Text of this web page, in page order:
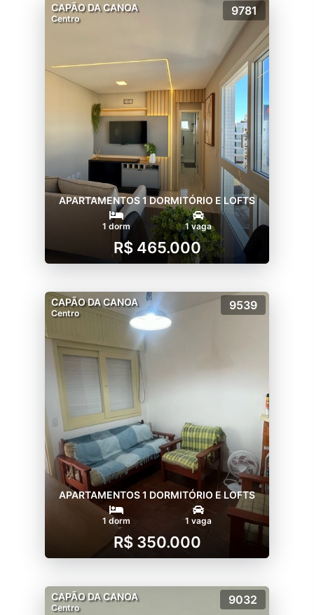
CAPÃO DA CANOA
Centro
9781
APARTAMENTOS 1 DORMITÓRIO E LOFTS
1 dorm 1 vaga
R$ 465.000
CAPÃO DA CANOA
Centro
9539
APARTAMENTOS 1 DORMITÓRIO E LOFTS
1 dorm 1 vaga
R$ 350.000
CAPÃO DA CANOA
Centro
9032